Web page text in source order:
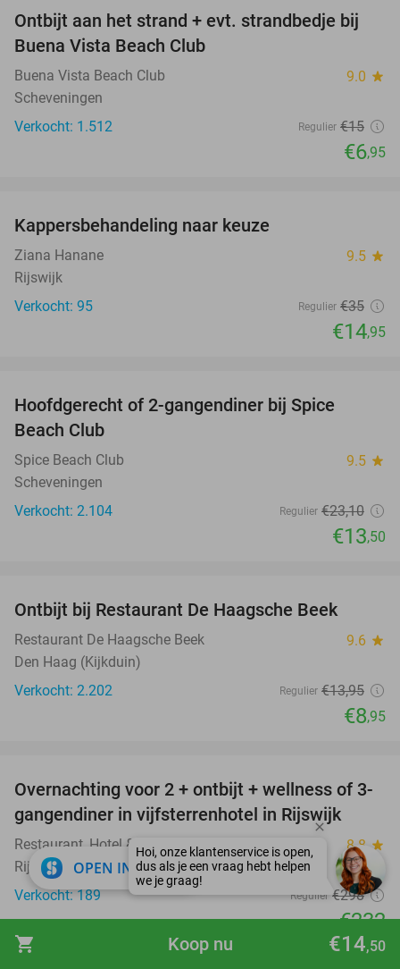
shopping_cart €14,50
Koop nu
54%
Ontbijt aan het strand + evt. strandbedje bij
Buena Vista Beach Club
Buena Vista Beach Club 9.0 star
Scheveningen
Verkocht: 1.512
Regulier €15
€6,95
Kappersbehandeling naar keuze
Ziana Hanane 9.5 star
Rijswijk
Verkocht: 95
Regulier €35
€14,95
Hoofdgerecht of 2-gangendiner bij Spice
Beach Club
Spice Beach Club 9.5 star
Scheveningen
Verkocht: 2.104
Regulier €23,10
€13,50
Ontbijt bij Restaurant De Haagsche Beek
Restaurant De Haagsche Beek 9.6 star
Den Haag (Kijkduin)
Verkocht: 2.202
Regulier €13,95
€8,95
22%
Overnachting voor 2 + ontbijt + wellness of 3-
gangendiner in vijfsterrenhotel in Rijswijk
Restaurant, Hotel & Spa Savarin 8.8 star
Rijswijk
Verkocht: 189
Regulier €298
€232
Excl. ca. €5,75 p.p.p.n. toeristenbelasting
OPEN IN APP close